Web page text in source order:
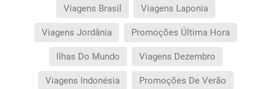
Viagens Brasil Viagens Laponia
Viagens Jordânia Promoções Última Hora
Ilhas Do Mundo Viagens Dezembro
Viagens Indonésia Promoções De Verão